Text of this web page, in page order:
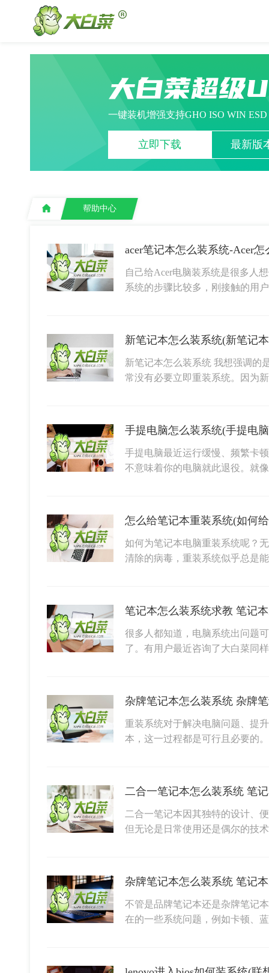
大白菜超级
一键装机增强支持GHO ISO WIN
立即下载 最新版
帮助中心
acer笔记本怎么装系统-Acer
自己给Acer电脑装系统是很多人
系统的步骤比较多，刚接触的用
新笔记本怎么装系统(新笔记
新笔记本怎么装系统 我想强调的
常没有必要立即重装系统。因为
手提电脑怎么装系统(手提电
手提电脑最近运行缓慢、频繁卡
不意味着你的电脑就此退役。就
怎么给笔记本重装系统(如何
如何为笔记本电脑重装系统呢？
清除的病毒，重装系统似乎总是
笔记本怎么装系统求教 笔记
很多人都知道，电脑系统出问题
了。有用户最近咨询了大白菜同
杂牌笔记本怎么装系统 杂牌
重装系统对于解决电脑问题、提
本，这一过程都是可行且必要的
二合一笔记本怎么装系统 笔
二合一笔记本因其独特的设计、
但无论是日常使用还是偶尔的技
杂牌笔记本怎么装系统 笔记
不管是品牌笔记本还是杂牌笔记
在的一些系统问题，例如卡顿、